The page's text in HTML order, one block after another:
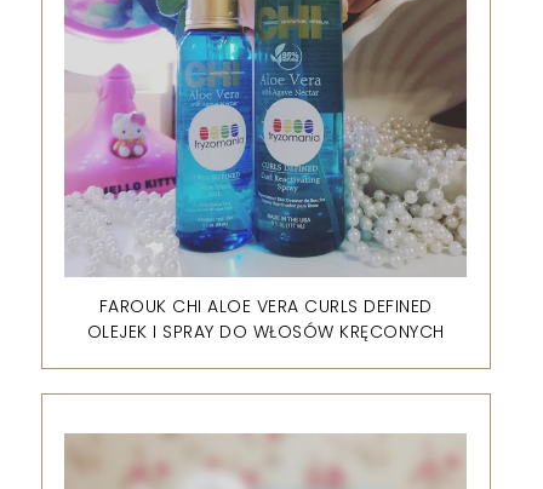
FAROUK CHI ALOE VERA CURLS DEFINED
OLEJEK I SPRAY DO WŁOSÓW KRĘCONYCH